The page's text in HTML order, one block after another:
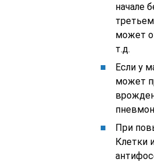
начале
может
т.д.
Если у
может
При
Клетки